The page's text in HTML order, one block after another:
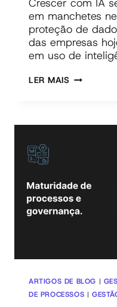
Crescer com IA
em manchetes
proteção de
das empresas
em uso de
LER MAISPROTEÇÃO
ARTIFICIAL
COM
LGPD
ARTIGOS DE BLOG |
DE PROCESSOS |